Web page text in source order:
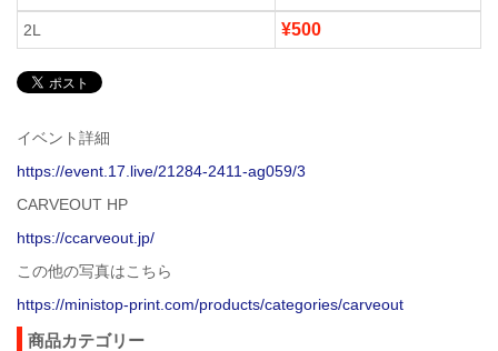
2L ¥500
イベント詳細
https://event.17.live/21284-2411-ag059/3
CARVEOUT HP
https://ccarveout.jp/
この他の写真はこちら
https://ministop-print.com/products/categories/carveout
商品カテゴリー